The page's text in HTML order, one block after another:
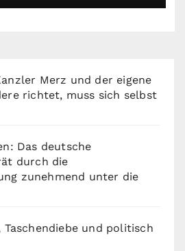
Merz und der eigene
richtet, muss sich selbst
Das deutsche
durch die
zunehmend unter die
Taschendiebe und politisch